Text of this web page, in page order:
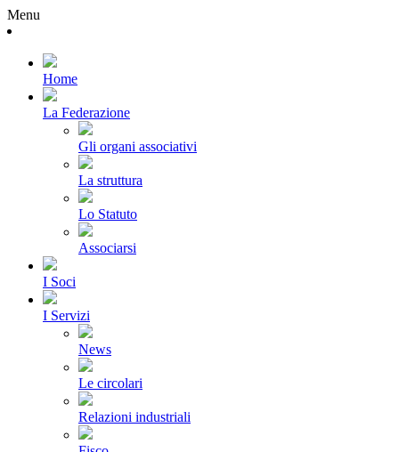
Menu
Home
La Federazione
Gli organi associativi
La struttura
Lo Statuto
Associarsi
I Soci
I Servizi
News
Le circolari
Relazioni industriali